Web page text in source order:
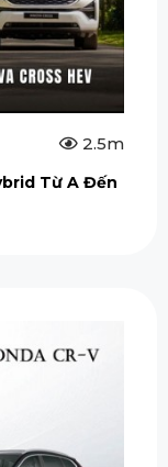
2.5m
Từ A Đến